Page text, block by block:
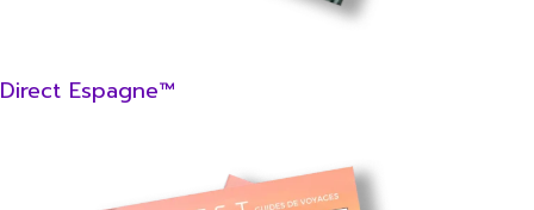
Direct Espagne™